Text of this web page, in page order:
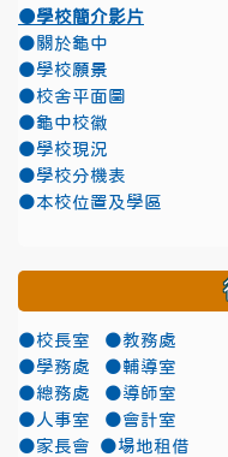
●學校簡介影片
●關於龜中
●學校願景
●校舍平面圖
●龜中校徽
●學校現況
●學校分機表
●本校位置及學區
●校長室
●教務處
●學務處
●輔導室
●總務處
●導師室
●人事室
●會計室
●家長會
●場地租借